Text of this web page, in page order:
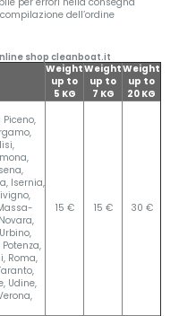
dell’ordine
shop cleanboat.it
Weight
up to
5 KG
Weight
up to
7 KG
Weight
up to
20 KG
Isernia,
Roma,
Udine,
15 € 15 € 30 €